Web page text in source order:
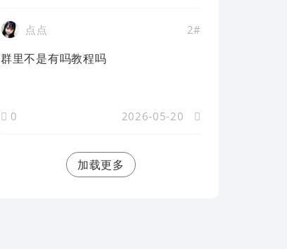
点点 2#
群里不是有吗教程吗
0 2026-05-20
加载更多